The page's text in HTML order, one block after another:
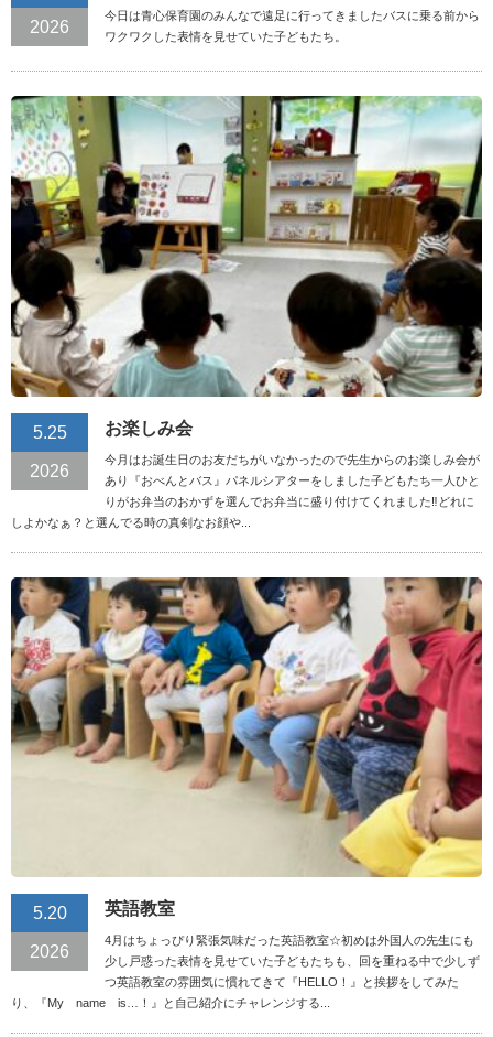
2026
今日は青心保育園のみんなで遠足に行ってきましたバスに乗る前から
ワクワクした表情を見せていた子どもたち。
5.25
2026
お楽しみ会
今月はお誕生日のお友だちがいなかったので先生からのお楽しみ会が
あり『おべんとバス』パネルシアターをしました子どもたち一人ひと
りがお弁当のおかずを選んでお弁当に盛り付けてくれました‼︎どれに
しよかなぁ？と選んでる時の真剣なお顔や...
5.20
2026
英語教室
4月はちょっぴり緊張気味だった英語教室☆初めは外国人の先生にも
少し戸惑った表情を見せていた子どもたちも、回を重ねる中で少しず
つ英語教室の雰囲気に慣れてきて『HELLO！』と挨拶をしてみた
り、『My name is…！』と自己紹介にチャレンジする...